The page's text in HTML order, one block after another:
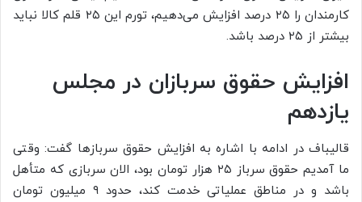
کارمندان را ۲۵ درصد افزایش می‌دهیم، تورم این ۲۵ قلم کالا نباید
بیشتر از ۲۵ درصد باشد.
افزایش حقوق سربازان در مجلس
یازدهم
قالیباف در ادامه با اشاره به افزایش حقوق سربازها گفت: وقتی
ما آمدیم حقوق سرباز ۲۵ هزار تومان بود، الان سربازی که متأهل
باشد و در مناطق عملیاتی خدمت کند، حدود ۹ میلیون تومان